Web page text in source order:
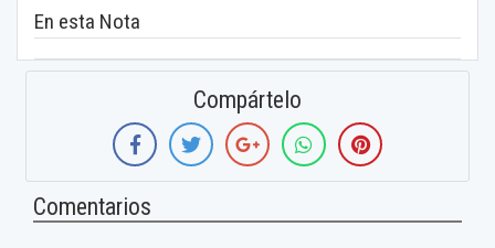
En esta Nota
Compártelo
Comentarios